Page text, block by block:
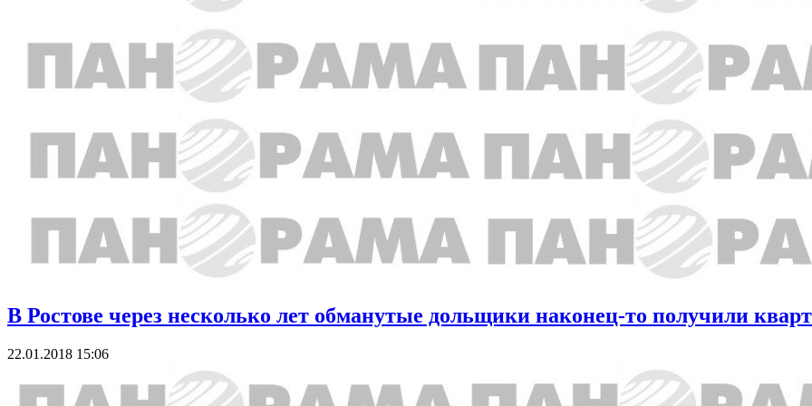
В Ростове через несколько лет обманутые дольщики наконец-то получили
22.01.2018 15:06